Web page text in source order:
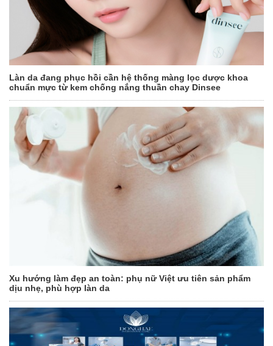
Làn da đang phục hồi cần hệ thống màng lọc dược khoa
chuẩn mực từ kem chống nắng thuần chay Dinsee
Xu hướng làm đẹp an toàn: phụ nữ Việt ưu tiên sản phẩm
dịu nhẹ, phù hợp làn da